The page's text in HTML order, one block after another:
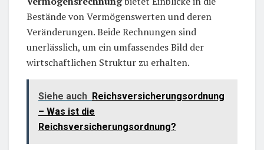
Bestände von Vermögenswerten und deren
Veränderungen. Beide Rechnungen sind
unerlässlich, um ein umfassendes Bild der
wirtschaftlichen Struktur zu erhalten.
Siehe auch Reichsversicherungsordnung
– Was ist die
Reichsversicherungsordnung?